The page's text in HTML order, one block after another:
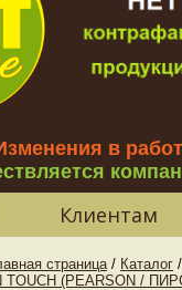
в
Клиентам
страница / Каталог /
TOUCH (PEARSON /